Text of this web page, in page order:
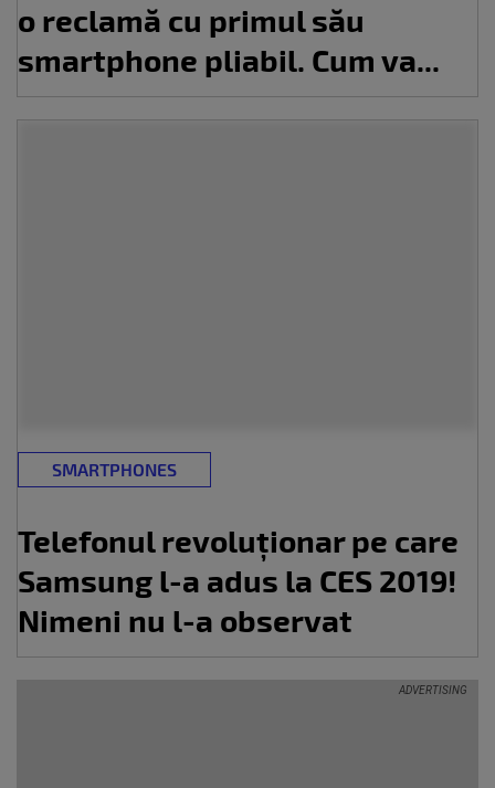
o reclamă cu primul său
smartphone pliabil. Cum va...
SMARTPHONES
Telefonul revoluționar pe care
Samsung l-a adus la CES 2019!
Nimeni nu l-a observat